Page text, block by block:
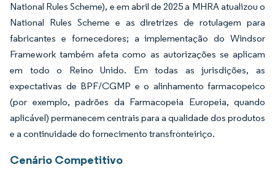
National Rules Scheme), e em abril de 2025 a MHRA atualizou o
National Rules Scheme e as diretrizes de rotulagem para
fabricantes e fornecedores; a implementação do Windsor
Framework também afeta como as autorizações se aplicam
em todo o Reino Unido. Em todas as jurisdições, as
expectativas de BPF/CGMP e o alinhamento farmacopeico
(por exemplo, padrões da Farmacopeia Europeia, quando
aplicável) permanecem centrais para a qualidade dos produtos
e a continuidade do fornecimento transfronteiriço.
Cenário Competitivo